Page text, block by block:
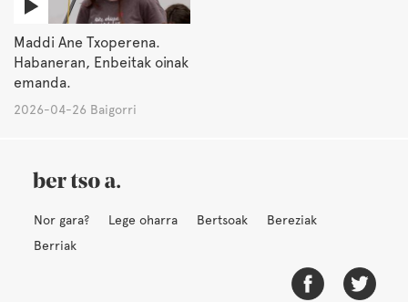
Maddi Ane Txoperena.
Habaneran, Enbeitak oinak
emanda.
2026-04-26 Baigorri
Nor gara? Lege oharra Bertsoak
Bereziak
Berriak